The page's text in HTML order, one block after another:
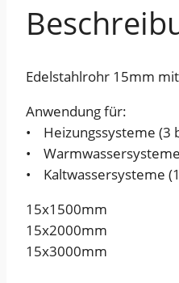
Edelstahlrohr 15mm
Anwendung für:
• Heizungssysteme (3
•
• Kaltwassersysteme
15x1500mm
15x2000mm
15x3000mm